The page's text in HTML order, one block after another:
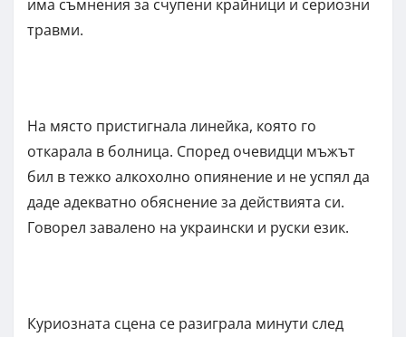
има съмнения за счупени крайници и сериозни
травми.
На място пристигнала линейка, която го
откарала в болница. Според очевидци мъжът
бил в тежко алкохолно опиянение и не успял да
даде адекватно обяснение за действията си.
Говорел завалено на украински и руски език.
Куриозната сцена се разиграла минути след